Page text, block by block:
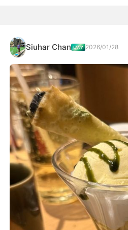
Siuhar Chan 2026/01/28